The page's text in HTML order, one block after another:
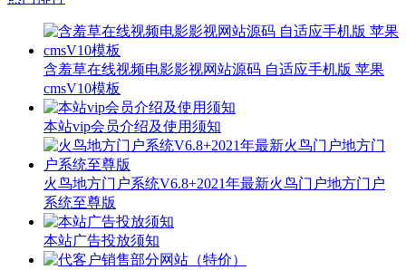
含羞草在线视频电影影视网站源码 自适应手机版 苹果
cmsV10模板
本站vip会员介绍及使用须知
火鸟地方门户系统V6.8+2021年最新火鸟门户地方门户
系统至尊版
本站广告投放须知